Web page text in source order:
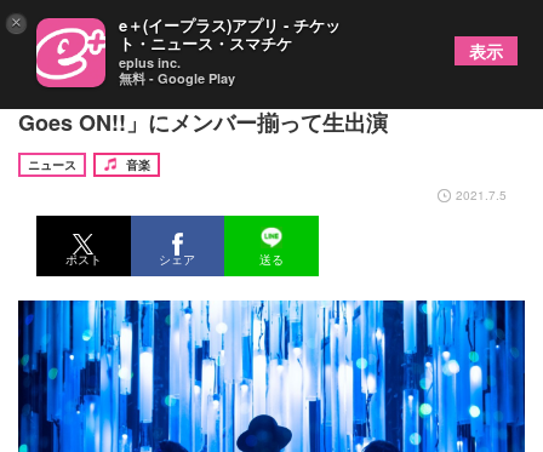
RADWIMPS、FM802「ROCK KIDS 802 OCHIKEN
Goes ON!!」にメンバー揃って生出演
ニュース
音楽
2021.7.5
ポスト シェア 送る
× e＋(イープラス)アプリ - チケッ
ト・ニュース・スマチケ
eplus inc.
無料 - Google Play
表示